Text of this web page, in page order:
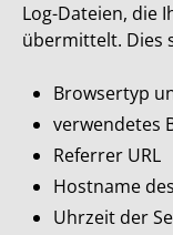
Log-Dateien, die
übermittelt. Dies
Browsertyp
verwendetes
Referrer URL
Hostname
Uhrzeit der